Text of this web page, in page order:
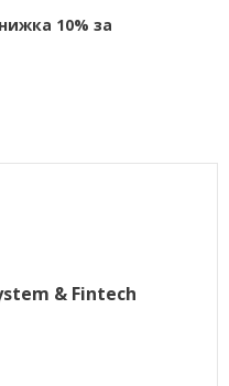
10% за
& Fintech